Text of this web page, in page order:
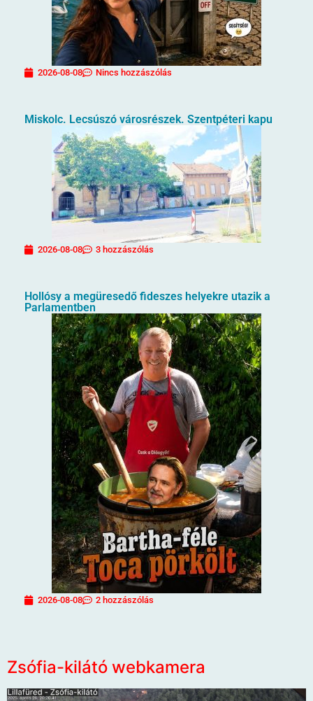
2026-08-08 Nincs hozzászólás
Miskolc. Lecsúszó városrészek. Szentpéteri kapu
2026-08-08 3 hozzászólás
Hollósy a megüresedő fideszes helyekre utazik a
Parlamentben
2026-08-08 2 hozzászólás
Zsófia-kilátó webkamera